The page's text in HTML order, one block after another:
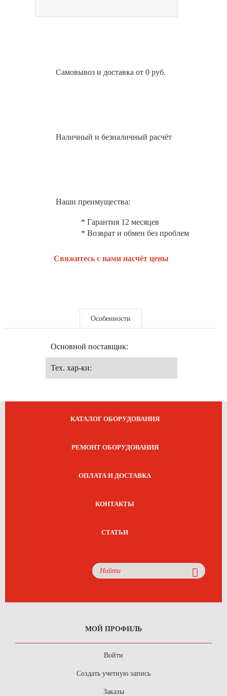
Самовывоз и доставка от 0 руб.
Наличный и безналичный расчёт
Наши преимущества:
* Гарантия 12 месяцев
* Возврат и обмен без проблем
Свяжитесь с нами насчёт цены
Особенности
Основной поставщик:
Тех. хар-ки:
КАТАЛОГ ОБОРУДОВАНИЯ
РЕМОНТ ОБОРУДОВАНИЯ
ОПЛАТА И ДОСТАВКА
КОНТАКТЫ
СТАТЬИ
МОЙ ПРОФИЛЬ
Войти
Создать учетную запись
Заказы